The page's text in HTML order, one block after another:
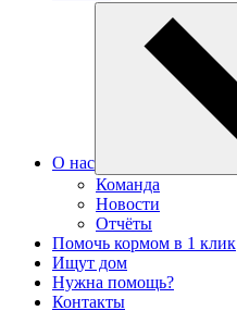
О нас
Команда
Новости
Отчёты
Помочь кормом в 1 клик
Ищут дом
Нужна помощь?
Контакты